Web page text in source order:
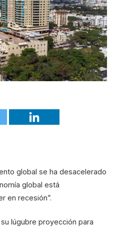
global se ha desacelerado
global está
en recesión”.
lúgubre proyección para